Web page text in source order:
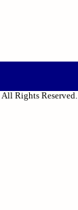
Rights Reserved.